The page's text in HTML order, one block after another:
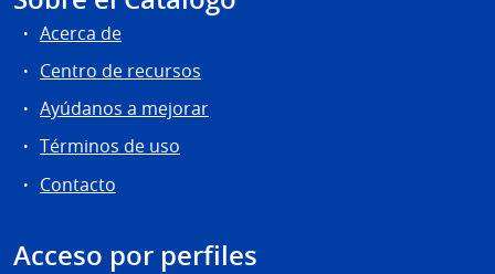
Acerca de
Centro de recursos
Ayúdanos a mejorar
Términos de uso
Contacto
Acceso por perfiles